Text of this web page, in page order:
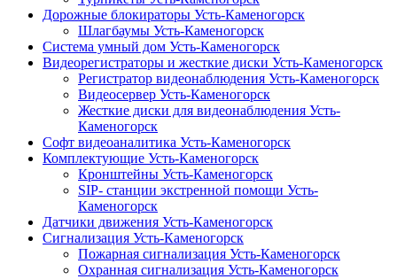
Дорожные блокираторы Усть-Каменогорск
Шлагбаумы Усть-Каменогорск
Система умный дом Усть-Каменогорск
Видеорегистраторы и жесткие диски Усть-Каменогорск
Регистратор видеонаблюдения Усть-Каменогорск
Видеосервер Усть-Каменогорск
Жесткие диски для видеонаблюдения Усть-
Каменогорск
Софт видеоаналитика Усть-Каменогорск
Комплектующие Усть-Каменогорск
Кронштейны Усть-Каменогорск
SIP- станции экстренной помощи Усть-
Каменогорск
Датчики движения Усть-Каменогорск
Сигнализация Усть-Каменогорск
Пожарная сигнализация Усть-Каменогорск
Охранная сигнализация Усть-Каменогорск